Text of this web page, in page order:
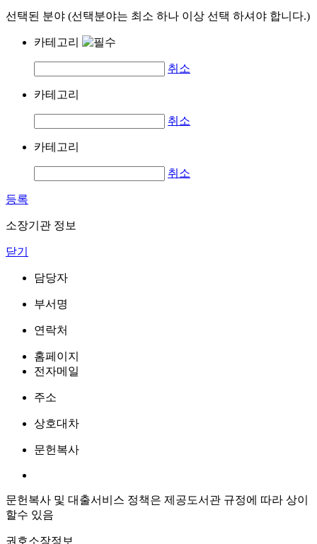
선택된 분야 (선택분야는 최소 하나 이상 선택 하셔야 합니다.)
카테고리
취소
카테고리
취소
카테고리
취소
등록
소장기관 정보
닫기
담당자
부서명
연락처
홈페이지
전자메일
주소
상호대차
문헌복사
문헌복사 및 대출서비스 정책은 제공도서관 규정에 따라 상이
할수 있음
권호소장정보